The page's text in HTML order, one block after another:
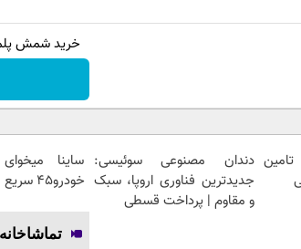
خرید شمش پلمپ
دندان مصنوعی سوئیسی:
جدیدترین فناوری اروپا، سبک
و مقاوم | پرداخت قسطی
ساینا
خودرو45 سریع میفروشی
تماشاخانه